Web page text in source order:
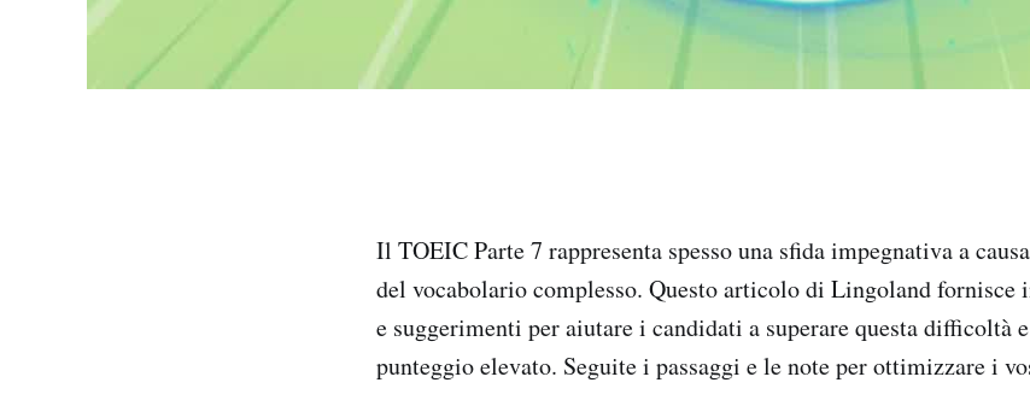
Il TOEIC Parte 7 rappresenta spesso una sfida impegnativa a
del vocabolario complesso. Questo articolo di Lingoland fornisce
e suggerimenti per aiutare i candidati a superare questa difficoltà
punteggio elevato. Seguite i passaggi e le note per ottimizzare i